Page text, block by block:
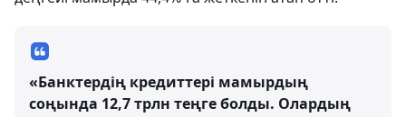
«Банктердің кредиттері мамырдың
соңында 12,7 трлн теңге болды. Олардың